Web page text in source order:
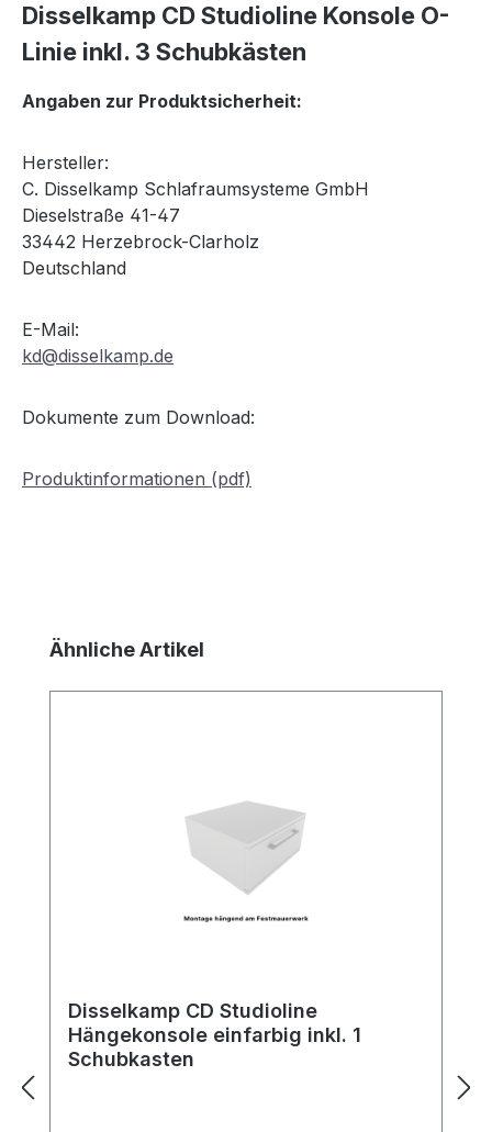
Disselkamp CD Studioline Konsole O-
Linie inkl. 3 Schubkästen
Angaben zur Produktsicherheit:
Hersteller:
C. Disselkamp Schlafraumsysteme GmbH
Dieselstraße 41-47
33442 Herzebrock-Clarholz
Deutschland
E-Mail:
kd@disselkamp.de
Dokumente zum Download:
Produktinformationen (pdf)
Produktgalerie überspringen
Ähnliche Artikel
Disselkamp CD Studioline
Hängekonsole einfarbig inkl. 1
Schubkasten